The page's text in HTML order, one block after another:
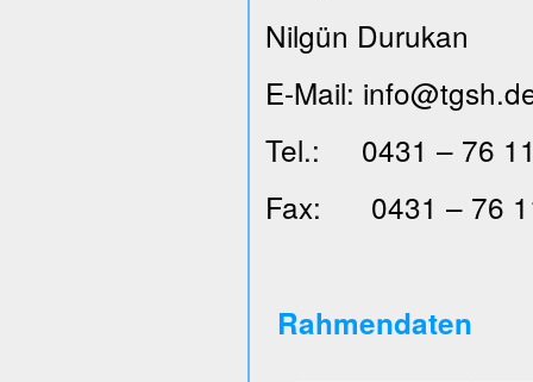
Nilgün Durukan
E-Mail:
Tel.: 0431 – 76
Fax: 0431 – 76
Rahmendaten